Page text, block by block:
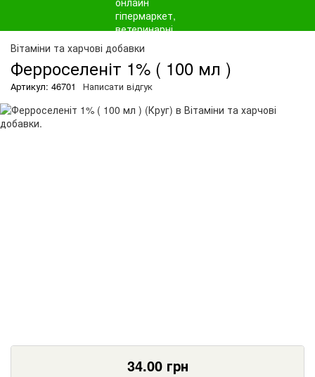
Вітаміни та харчові добавки
Ферроселеніт 1% ( 100 мл )
Артикул: 46701 Написати відгук
34.00грн